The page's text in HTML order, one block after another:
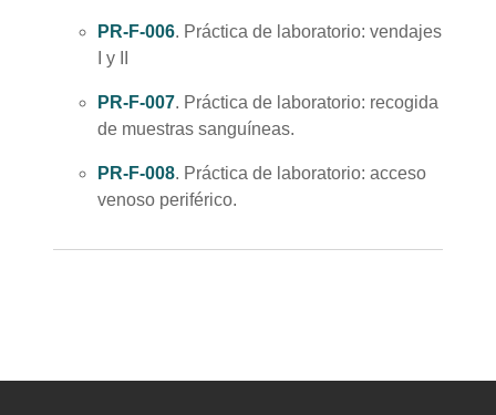
PR-F-006. Práctica de laboratorio: vendajes
I y II
PR-F-007. Práctica de laboratorio: recogida
de muestras sanguíneas.
PR-F-008. Práctica de laboratorio: acceso
venoso periférico.